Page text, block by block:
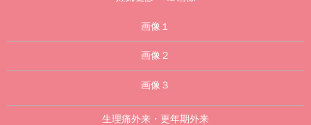
画像１
画像２
画像３
生理痛外来・更年期外来